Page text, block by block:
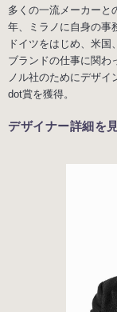
多くの一流メーカーと
年、ミラノに自身の事
ドイツをはじめ、米
ブランドの仕事に関わ
ノル社のためにデザ
dot賞を獲得。
デザイナー詳細を